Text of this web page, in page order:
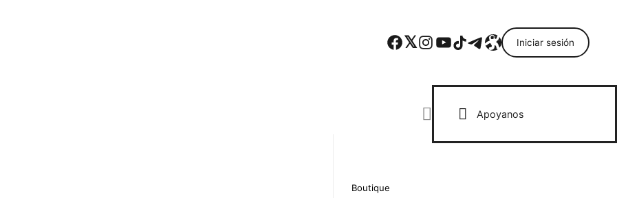
Facebook Twitter Instagram YouTube TikTok Telegram Enlace Iniciar sesión
Apoyanos
Boutique